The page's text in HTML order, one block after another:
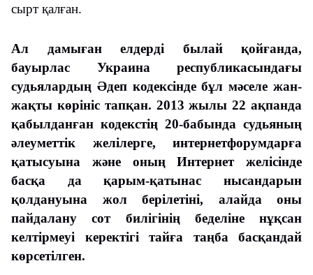
сырт қалған.
Ал дамыған елдерді былай қойғанда,
бауырлас Украина республикасындағы
судьялардың Әдеп кодексінде бұл мәселе жан-
жақты көрініс тапқан. 2013 жылы 22 ақпанда
қабылданған кодекстің 20-бабында судьяның
әлеуметтік желілерге, интернетфорумдарға
қатысуына және оның Интернет желісінде
басқа да қарым-қатынас нысандарын
қолдануына жол берілетіні, алайда оны
пайдалану сот билігінің беделіне нұқсан
келтірмеуі керектігі тайға таңба басқандай
көрсетілген.